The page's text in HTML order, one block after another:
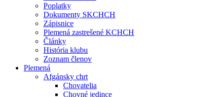
Poplatky
Dokumenty SKCHCH
Zápisnice
Plemená zastrešené KCHCH
Články
História klubu
Zoznam členov
Plemená
Afgánsky chrt
Chovatelia
Chovné jedince